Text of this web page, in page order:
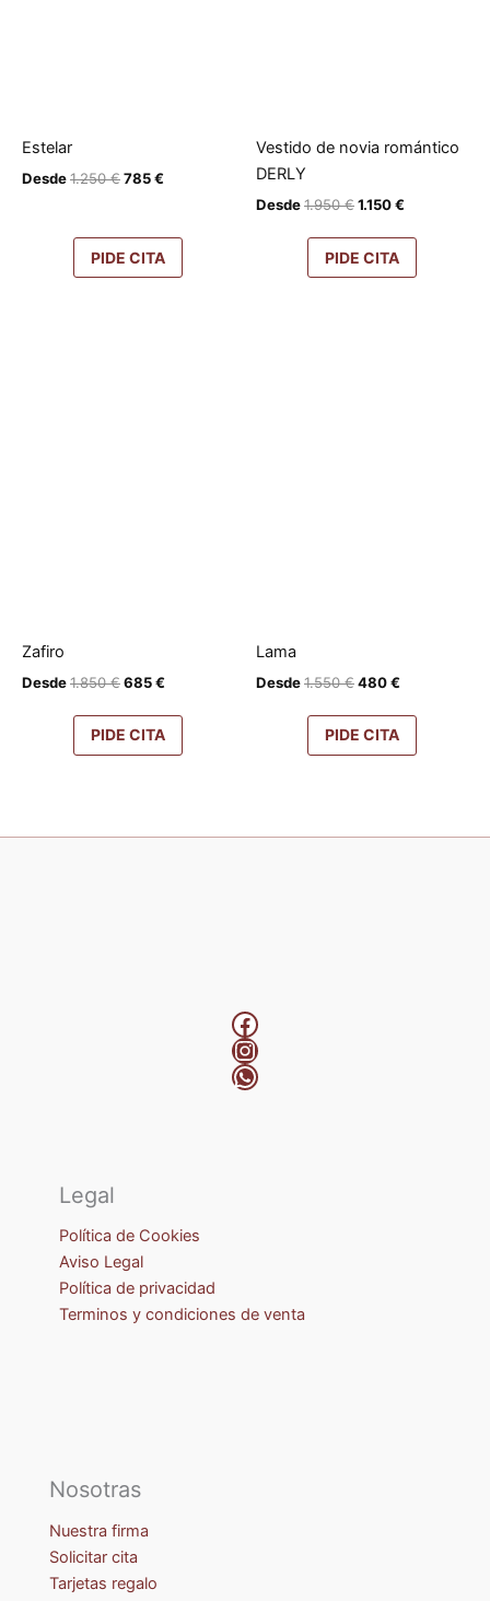
Estelar
Desde1.250€El
1.250 €.
785€
PIDE CITA
Vestido de novia romántico
DERLY
Desde1.950€El
original
era:
1.950 €.
1.150€
actual
1.150 €.
PIDE CITA
Zafiro
Desde1.850€El
original
era:
1.850 €.
685€
actual
es:
685 €.
PIDE CITA
Lama
Desde1.550€El
original
era:
1.550 €.
480€
actual
480 €.
PIDE CITA
Facebook
Instagram
WhatsApp
Legal
Política de Cookies
Aviso Legal
Política de privacidad
Terminos y condiciones de venta
Nosotras
Nuestra firma
Solicitar cita
Tarjetas regalo